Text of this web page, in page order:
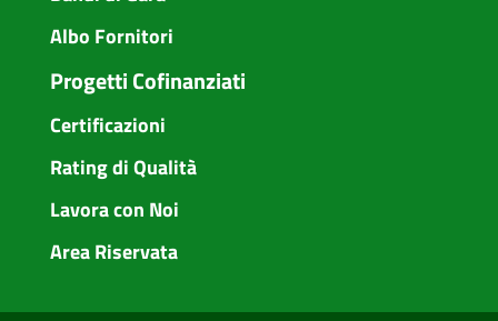
Albo Fornitori
Progetti Cofinanziati
Certificazioni
Rating di Qualità
Lavora con Noi
Area Riservata